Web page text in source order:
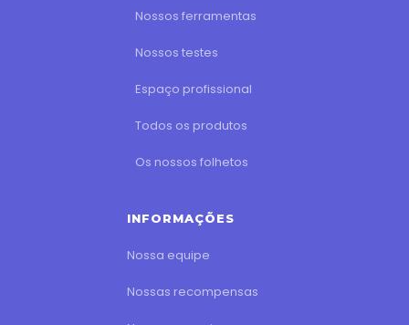
Nossos ferramentas
Nossos testes
Espaço profissional
Todos os produtos
Os nossos folhetos
INFORMAÇÕES
Nossa equipe
Nossas recompensas